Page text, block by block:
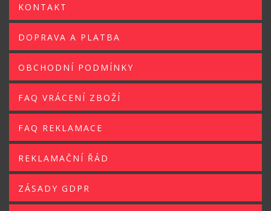
KONTAKT
DOPRAVA A PLATBA
OBCHODNÍ PODMÍNKY
FAQ VRÁCENÍ ZBOŽÍ
FAQ REKLAMACE
REKLAMAČNÍ ŘÁD
ZÁSADY GDPR